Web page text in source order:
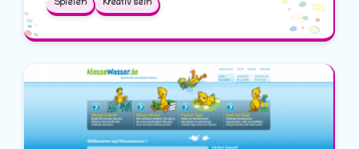
Spielen Kreativ sein